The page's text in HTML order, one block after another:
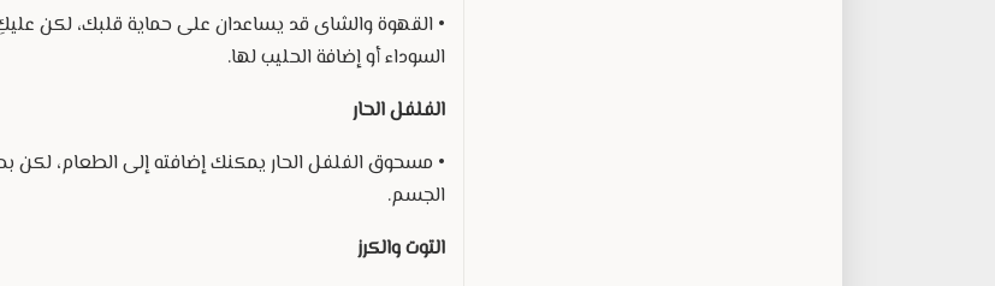
• القهوة والشاى قد يساعدان على حماية قلبك، لكن عليكِ
السوداء أو إضافة الحليب لها.
الفلفل الحار
• مسحوق الفلفل الحار يمكنك إضافته إلى الطعام، لكن
الجسم.
التوت والكرز